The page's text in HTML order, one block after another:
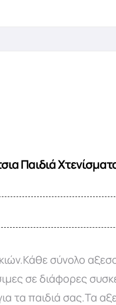
Παιδιά
σύνολο
σε διάφορες
τα παιδιά σας.Τα